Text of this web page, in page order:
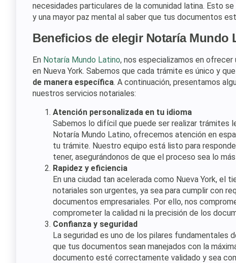
necesidades particulares de la comunidad latina. Esto
y una mayor paz mental al saber que tus documentos
Beneficios de elegir Notaría Mundo
En Notaría Mundo Latino, nos especializamos en ofrecer
en Nueva York. Sabemos que cada trámite es único y
de manera específica. A continuación, presentamos
nuestros servicios notariales:
Atención personalizada en tu idioma
Sabemos lo difícil que puede ser realizar trámites
Notaría Mundo Latino, ofrecemos atención en
tu trámite. Nuestro equipo está listo para
tener, asegurándonos de que el proceso sea lo
Rapidez y eficiencia
En una ciudad tan acelerada como Nueva York, el
notariales son urgentes, ya sea para cumplir con
documentos empresariales. Por ello, nos
comprometer la calidad ni la precisión de los
Confianza y seguridad
La seguridad es uno de los pilares fundamentales
que tus documentos sean manejados con la
documento esté correctamente validado y sea